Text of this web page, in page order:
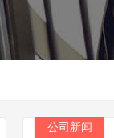
公司新闻